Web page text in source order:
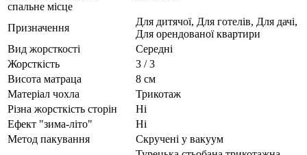
спальне місце
Призначення
Для дитячої, Для готелів, Для дачі,
Для орендованої квартири
Вид жорсткості
Середні
Жорсткість
3 / 3
Висота матраца
8 см
Матеріал чохла
Трикотаж
Різна жорсткість сторін
Ні
Ефект "зима-літо"
Ні
Метод пакування
Скручені у вакуум